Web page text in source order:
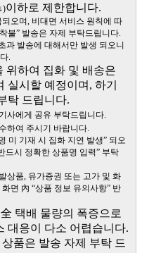
이하로 제한합니다.
오며, 비대면 서비스 원칙에 따
불” 발송은 자제 부탁드립니다.
과 발송에 대해서만 발생 되오니
.
위하여 집화 및 배송은
실시할 예정이며, 하기
탁 드립니다.
사에게 공유 부탁드립니다.
하여 주시기 바랍니다.
미 기재 시 집화 지연 발생” 되오
드시 정확한 상품명 입력” 부탁
상품, 유가증권 또는 고가 및 화
면 內 “상품 정보 유의사항” 반
택배 물량의 폭증으로
대응이 다소 어렵습니다.
품은 발송 자제 부탁 드